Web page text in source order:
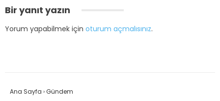
Bir yanıt yazın
Yorum yapabilmek için oturum açmalısınız.
Ana Sayfa ›Gündem